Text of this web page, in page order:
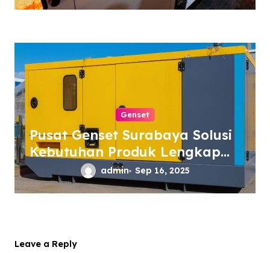
Genset
Pusat Genset Surabaya Solusi
Kebutuhan Produk Lengkap
Berkualitasadmin Sep 16, 2025
Leave a Reply